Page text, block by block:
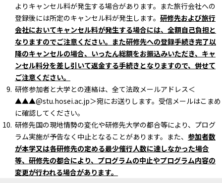
よりキャンセル料が発生する場合があります。また旅行会社への
登録後には所定のキャンセル料が発生します。 研修先および旅行
会社においてキャンセル料が発生する場合には、全額自己負担と
なりますのでご注意ください。また研修先への登録手続き完了以
降のキャンセルの場合、いったん総額をお振込みいただき、キャ
ンセル料分を差し引いて返金する手続きとなりますので、併せて
ご注意ください。
研修参加者と大学との連絡は、全て法政メールアドレス＜
▲▲▲@stu.hosei.ac.jp＞宛にお送りします。受信メールはこまめ
に確認してください。
研修先国の現地情勢の変化や研修先大学の都合等により、プログ
ラム実施が予告なく中止となることがあります。また、 参加者数
が本学又は各研修先の定める最少催行人数に達しなかった場合
等、研修先の都合により、プログラムの中止やプログラム内容の
変更が行われる場合があります。